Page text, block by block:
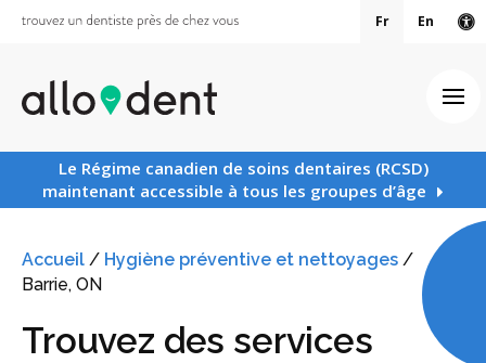
Fr En
Le Régime canadien de soins dentaires (RCSD)
maintenant accessible à tous les groupes d’âge
Accueil / Hygiène préventive et nettoyages /
Barrie, ON
Trouvez des services